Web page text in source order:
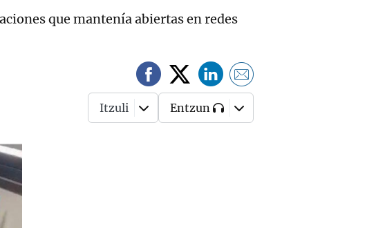
que mantenía abiertas en redes
Itzuli Entzun